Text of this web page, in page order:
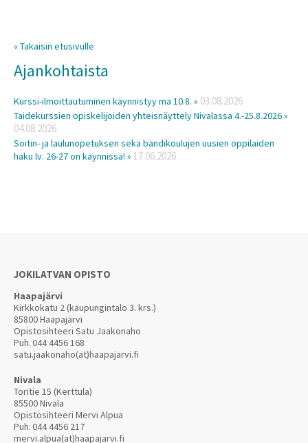
« Takaisin etusivulle
Ajankohtaista
Kurssi-ilmoittautuminen käynnistyy ma 10.8. » 03.08.2026
Taidekurssien opiskelijoiden yhteisnäyttely Nivalassa 4.-25.8.2026 »
04.08.2026
Soitin- ja laulunopetuksen sekä bändikoulujen uusien oppilaiden
haku lv. 26-27 on käynnissä! » 17.06.2026
JOKILATVAN OPISTO
Haapajärvi
Kirkkokatu 2 (kaupungintalo 3. krs.)
85800 Haapajärvi
Opistosihteeri Satu Jaakonaho
Puh.044 4456 168
satu.jaakonaho(at)haapajarvi.fi
Nivala
Toritie 15 (Kerttula)
85500 Nivala
Opistosihteeri Mervi Alpua
Puh.044 4456 217
mervi.alpua(at)haapajarvi.fi